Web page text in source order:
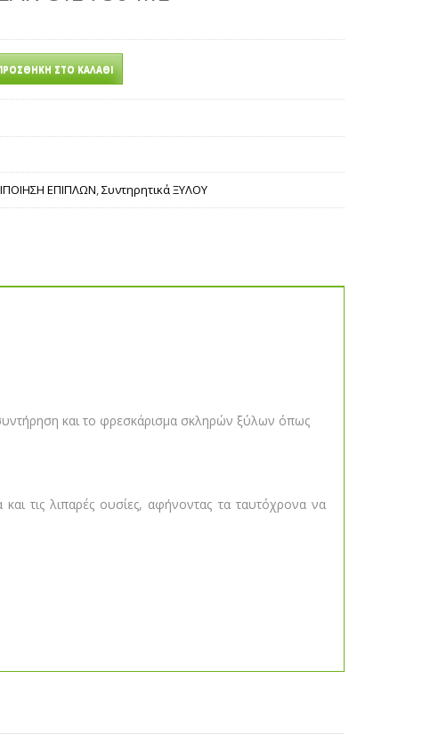
ΣΤΟ ΚΑΛΆΘΙ
ΕΠΙΠΛΩΝ,Συντηρητικά ΞΥΛΟΥ
και το φρεσκάρισμα σκληρών ξύλων όπως
τις λιπαρές ουσίες, αφήνοντας τα ταυτόχρονα να